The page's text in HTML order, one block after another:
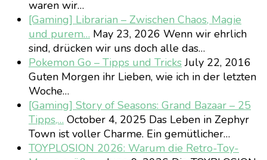
waren wir…
[Gaming] Librarian – Zwischen Chaos, Magie
und purem… May 23, 2026 Wenn wir ehrlich
sind, drücken wir uns doch alle das…
Pokemon Go – Tipps und TricksJuly 22, 2016
Guten Morgen ihr Lieben, wie ich in der letzten
Woche…
[Gaming] Story of Seasons: Grand Bazaar – 25
Tipps,… October 4, 2025 Das Leben in Zephyr
Town ist voller Charme. Ein gemütlicher…
TOYPLOSION 2026: Warum die Retro-Toy-